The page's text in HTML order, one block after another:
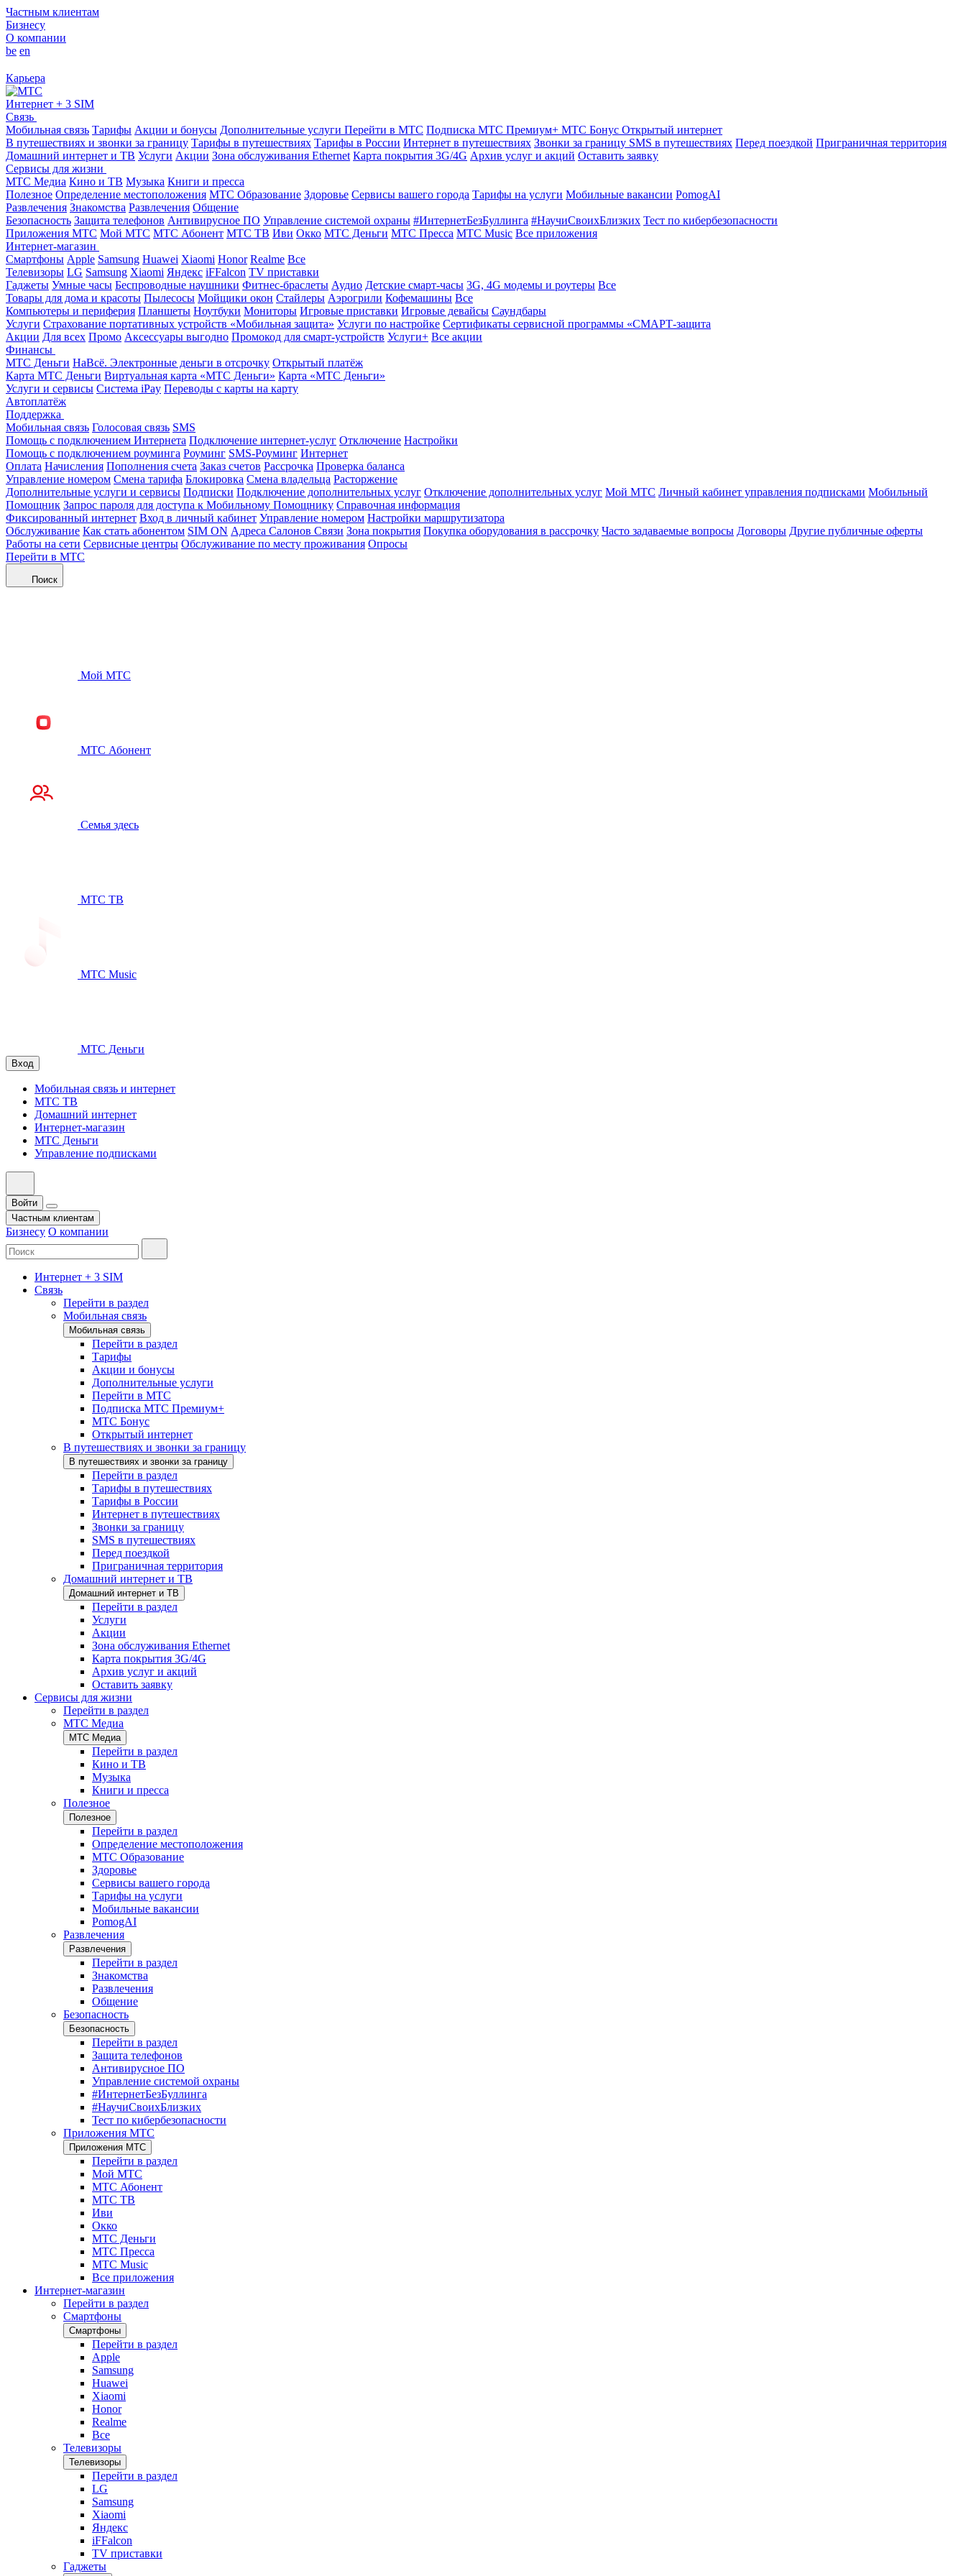
Частным клиентам
Бизнесу
О компании
be en
Карьера
Интернет + 3 SIM
Связь
Мобильная связь Тарифы Акции и бонусы Дополнительные услуги Перейти в МТС Подписка МТС Премиум+ МТС Бонус Открытый интернет
В путешествиях и звонки за границу Тарифы в путешествиях Тарифы в России Интернет в путешествиях Звонки за границу SMS в путешествиях Перед поездкой Приграничная территория
Домашний интернет и ТВ Услуги Акции Зона обслуживания Ethernet Карта покрытия 3G/4G Архив услуг и акций Оставить заявку
Сервисы для жизни
МТС Медиа Кино и ТВ Музыка Книги и пресса
Полезное Определение местоположения МТС Образование Здоровье Сервисы вашего города Тарифы на услуги Мобильные вакансии PomogAI
Развлечения Знакомства Развлечения Общение
Безопасность Защита телефонов Антивирусное ПО Управление системой охраны #ИнтернетБезБуллинга #НаучиСвоихБлизких Тест по кибербезопасности
Приложения МТС Мой МТС МТС Абонент МТС ТВ Иви Окко МТС Деньги МТС Пресса МТС Music Все приложения
Интернет-магазин
Смартфоны Apple Samsung Huawei Xiaomi Honor Realme Все
Телевизоры LG Samsung Xiaomi Яндекс iFFalcon TV приставки
Гаджеты Умные часы Беспроводные наушники Фитнес-браслеты Аудио Детские смарт-часы 3G, 4G модемы и роутеры Все
Товары для дома и красоты Пылесосы Мойщики окон Стайлеры Аэрогрили Кофемашины Все
Компьютеры и периферия Планшеты Ноутбуки Мониторы Игровые приставки Игровые девайсы Саундбары
Услуги Страхование портативных устройств «Мобильная защита» Услуги по настройке Сертификаты сервисной программы «СМАРТ-защита
Акции Для всех Промо Аксессуары выгодно Промокод для смарт-устройств Услуги+ Все акции
Финансы
МТС Деньги НаВсё. Электронные деньги в отсрочку Открытый платёж
Карта МТС Деньги Виртуальная карта «МТС Деньги» Карта «МТС Деньги»
Услуги и сервисы Система iPay Переводы с карты на карту
Автоплатёж
Поддержка
Мобильная связь Голосовая связь SMS
Помощь с подключением Интернета Подключение интернет-услуг Отключение Настройки
Помощь с подключением роуминга Роуминг SMS-Роуминг Интернет
Оплата Начисления Пополнения счета Заказ счетов Рассрочка Проверка баланса
Управление номером Смена тарифа Блокировка Смена владельца Расторжение
Дополнительные услуги и сервисы Подписки Подключение дополнительных услуг Отключение дополнительных услуг Мой МТС Личный кабинет управления подписками Мобильный
Помощник Запрос пароля для доступа к Мобильному Помощнику Справочная информация
Фиксированный интернет Вход в личный кабинет Управление номером Настройки маршрутизатора
Обслуживание Как стать абонентом SIM ON Адреса Салонов Связи Зона покрытия Покупка оборудования в рассрочку Часто задаваемые вопросы Договоры Другие публичные оферты
Работы на сети Сервисные центры Обслуживание по месту проживания Опросы
Перейти в МТС
Поиск
Мой МТС
МТС Абонент
Семья здесь
МТС ТВ
МТС Music
МТС Деньги
Вход
Мобильная связь и интернет
МТС ТВ
Домашний интернет
Интернет-магазин
МТС Деньги
Управление подписками
Войти
Частным клиентам
Бизнесу О компании
Интернет + 3 SIM
Связь
Перейти в раздел
Мобильная связь
Мобильная связь
Перейти в раздел
Тарифы
Акции и бонусы
Дополнительные услуги
Перейти в МТС
Подписка МТС Премиум+
МТС Бонус
Открытый интернет
В путешествиях и звонки за границу
В путешествиях и звонки за границу
Перейти в раздел
Тарифы в путешествиях
Тарифы в России
Интернет в путешествиях
Звонки за границу
SMS в путешествиях
Перед поездкой
Приграничная территория
Домашний интернет и ТВ
Домашний интернет и ТВ
Перейти в раздел
Услуги
Акции
Зона обслуживания Ethernet
Карта покрытия 3G/4G
Архив услуг и акций
Оставить заявку
Сервисы для жизни
Перейти в раздел
МТС Медиа
МТС Медиа
Перейти в раздел
Кино и ТВ
Музыка
Книги и пресса
Полезное
Полезное
Перейти в раздел
Определение местоположения
МТС Образование
Здоровье
Сервисы вашего города
Тарифы на услуги
Мобильные вакансии
PomogAI
Развлечения
Развлечения
Перейти в раздел
Знакомства
Развлечения
Общение
Безопасность
Безопасность
Перейти в раздел
Защита телефонов
Антивирусное ПО
Управление системой охраны
#ИнтернетБезБуллинга
#НаучиСвоихБлизких
Тест по кибербезопасности
Приложения МТС
Приложения МТС
Перейти в раздел
Мой МТС
МТС Абонент
МТС ТВ
Иви
Окко
МТС Деньги
МТС Пресса
МТС Music
Все приложения
Интернет-магазин
Перейти в раздел
Смартфоны
Смартфоны
Перейти в раздел
Apple
Samsung
Huawei
Xiaomi
Honor
Realme
Все
Телевизоры
Телевизоры
Перейти в раздел
LG
Samsung
Xiaomi
Яндекс
iFFalcon
TV приставки
Гаджеты